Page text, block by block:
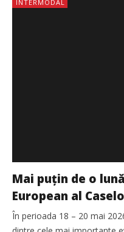
INTERMODAL
Mai puțin de o
European al
FIATA REU Field
În perioada 18 – 20 mai